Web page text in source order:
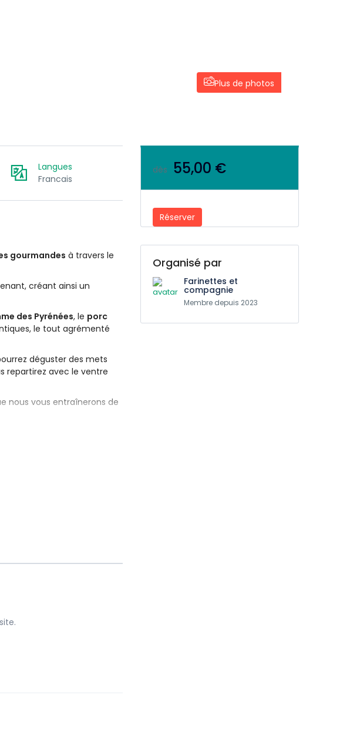
Plus de photos
Langues
Francais
gourmandes à travers le
créant ainsi un
des Pyrénées, le porc
le tout agrémenté
déguster des mets
repartirez avec le ventre
nous vous entraînerons de
dès 55,00 €
Réserver
Organisé par
Farinettes et
compagnie
Membre depuis 2023